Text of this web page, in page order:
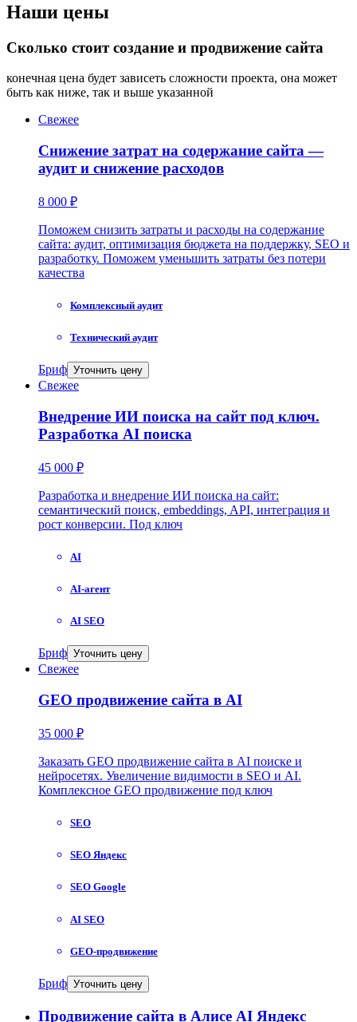
Наши цены
Сколько стоит создание и продвижение сайта
конечная цена будет зависеть сложности проекта, она может
быть как ниже, так и выше указанной
Свежее
Снижение затрат на содержание сайта —
аудит и снижение расходов
8 000 ₽
Поможем снизить затраты и расходы на содержание
сайта: аудит, оптимизация бюджета на поддержку, SEO и
разработку. Поможем уменьшить затраты без потери
качества
Комплексный аудит
Технический аудит
Бриф Уточнить цену
Свежее
Внедрение ИИ поиска на сайт под ключ.
Разработка AI поиска
45 000 ₽
Разработка и внедрение ИИ поиска на сайт:
семантический поиск, embeddings, API, интеграция и
рост конверсии. Под ключ
AI
AI-агент
AI SEO
Бриф Уточнить цену
Свежее
GEO продвижение сайта в AI
35 000 ₽
Заказать GEO продвижение сайта в AI поиске и
нейросетях. Увеличение видимости в SEO и AI.
Комплексное GEO продвижение под ключ
SEO
SEO Яндекс
SEO Google
AI SEO
GEO-продвижение
Бриф Уточнить цену
Продвижение сайта в Алисе AI Яндекс